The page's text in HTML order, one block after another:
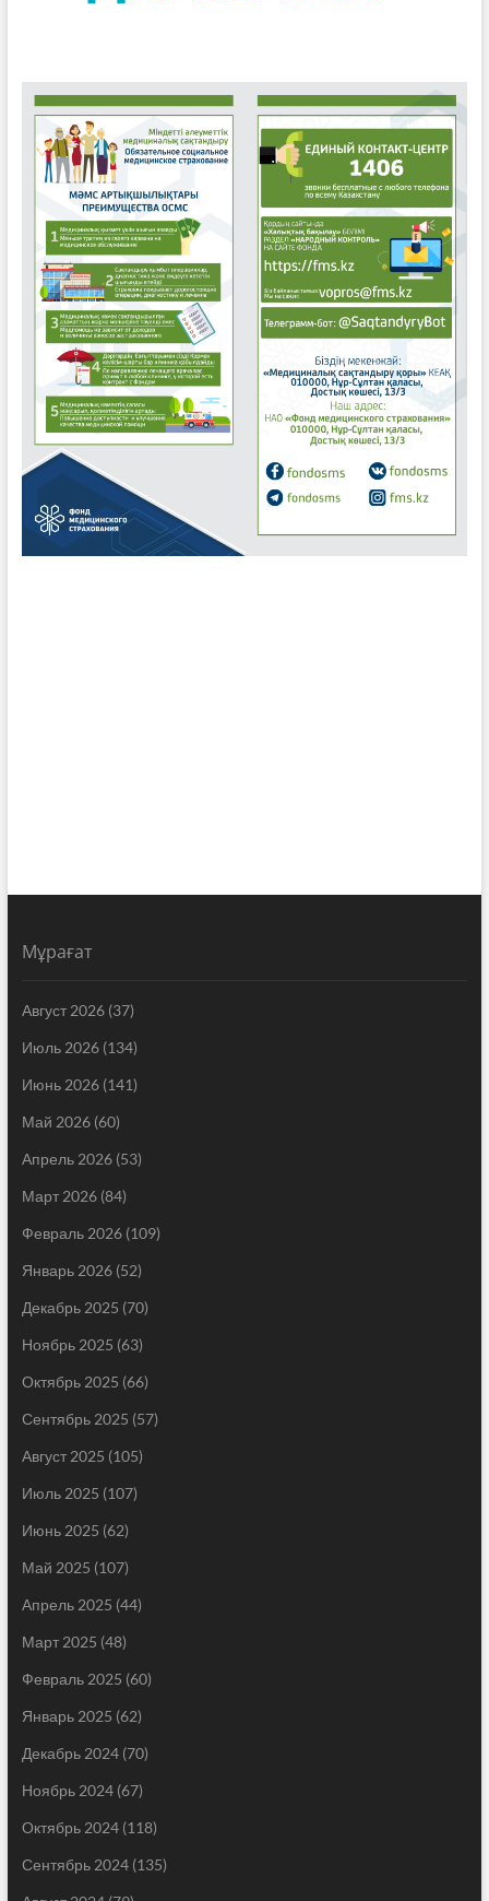
Мұрағат
Август 2026(37)
Июль 2026(134)
Июнь 2026(141)
Май 2026(60)
Апрель 2026(53)
Март 2026(84)
Февраль 2026(109)
Январь 2026(52)
Декабрь 2025 (70)
Ноябрь 2025 (63)
Октябрь 2025 (66)
Сентябрь 2025 (57)
Август 2025 (105)
Июль 2025 (107)
Июнь 2025 (62)
Май 2025 (107)
Апрель 2025 (44)
Март 2025 (48)
Февраль 2025 (60)
Январь 2025 (62)
Декабрь 2024(70)
Ноябрь 2024(67)
Октябрь 2024(118)
Сентябрь 2024(135)